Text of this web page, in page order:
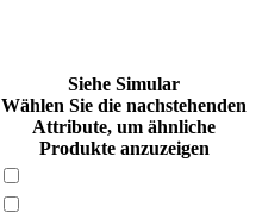
Siehe Simular
Wählen Sie die nachstehenden
Attribute, um ähnliche
Produkte anzuzeigen